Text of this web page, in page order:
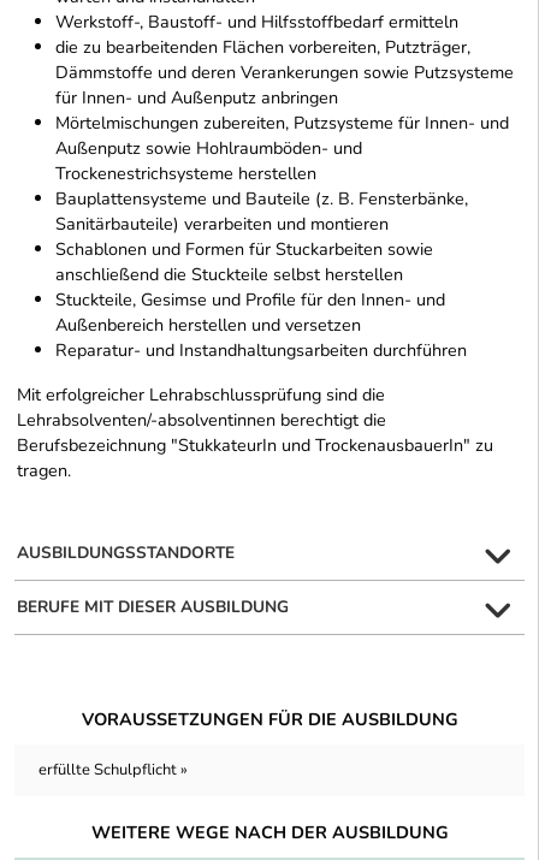
Werkstoff-, Baustoff- und Hilfsstoffbedarf ermitteln
die zu bearbeitenden Flächen vorbereiten, Putzträger,
Dämmstoffe und deren Verankerungen sowie Putzsysteme
für Innen- und Außenputz anbringen
Mörtelmischungen zubereiten, Putzsysteme für Innen- und
Außenputz sowie Hohlraumböden- und
Trockenestrichsysteme herstellen
Bauplattensysteme und Bauteile (z. B. Fensterbänke,
Sanitärbauteile) verarbeiten und montieren
Schablonen und Formen für Stuckarbeiten sowie
anschließend die Stuckteile selbst herstellen
Stuckteile, Gesimse und Profile für den Innen- und
Außenbereich herstellen und versetzen
Reparatur- und Instandhaltungsarbeiten durchführen
Mit erfolgreicher Lehrabschlussprüfung sind die
Lehrabsolventen/-absolventinnen berechtigt die
Berufsbezeichnung "StukkateurIn und TrockenausbauerIn" zu
tragen.
AUSBILDUNGSSTANDORTE
BERUFE MIT DIESER AUSBILDUNG
VORAUSSETZUNGEN FÜR DIE AUSBILDUNG
erfüllte Schulpflicht »
WEITERE WEGE NACH DER AUSBILDUNG